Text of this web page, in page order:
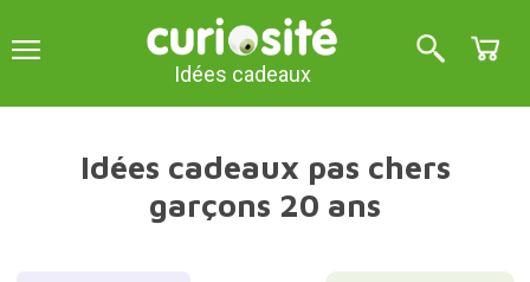
Idées cadeaux
Idées cadeaux pas chers
garçons 20 ans